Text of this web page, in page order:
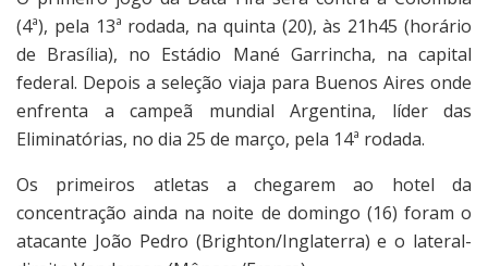
(4ª), pela 13ª rodada, na quinta (20), às 21h45 (horário
de Brasília), no Estádio Mané Garrincha, na capital
federal. Depois a seleção viaja para Buenos Aires onde
enfrenta a campeã mundial Argentina, líder das
Eliminatórias, no dia 25 de março, pela 14ª rodada.
Os primeiros atletas a chegarem ao hotel da
concentração ainda na noite de domingo (16) foram o
atacante João Pedro (Brighton/Inglaterra) e o lateral-